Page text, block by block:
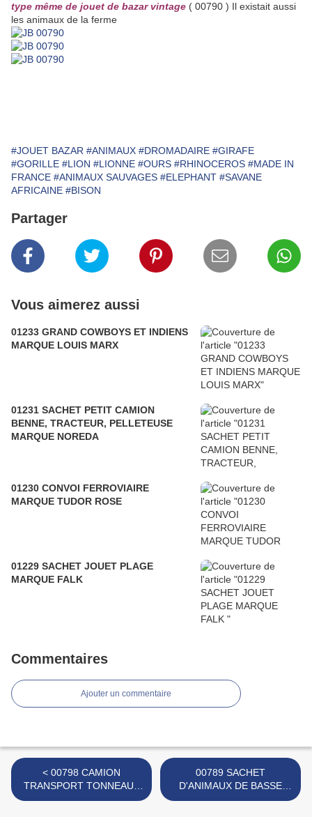
type même de jouet de bazar vintage ( 00790 ) Il existait aussi
les animaux de la ferme
#JOUET BAZAR #ANIMAUX #DROMADAIRE #GIRAFE
#GORILLE #LION #LIONNE #OURS #RHINOCEROS #MADE IN
FRANCE #ANIMAUX SAUVAGES #ELEPHANT #SAVANE
AFRICAINE #BISON
Partager
Vous aimerez aussi
01233 GRAND COWBOYS ET INDIENS
MARQUE LOUIS MARX
01231 SACHET PETIT CAMION
BENNE, TRACTEUR, PELLETEUSE
MARQUE NOREDA
01230 CONVOI FERROVIAIRE
MARQUE TUDOR ROSE
01229 SACHET JOUET PLAGE
MARQUE FALK
Commentaires
Ajouter un commentaire
< 00798 CAMION
TRANSPORT TONNEAUX
MARQUE FERAL
00789 SACHET
D'ANIMAUX DE BASSE
COUR MARQUE